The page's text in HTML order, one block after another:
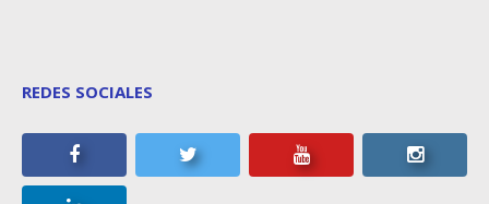
REDES SOCIALES